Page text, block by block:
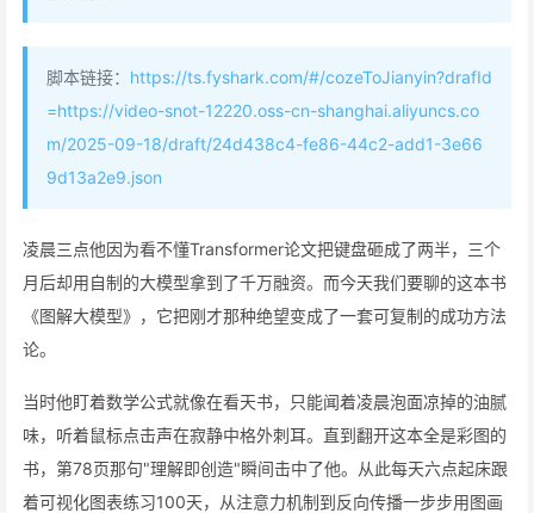
脚本链接： https://ts.fyshark.com/#/cozeToJianyin?drafId
=https://video-snot-12220.oss-cn-shanghai.aliyuncs.co
m/2025-09-18/draft/24d438c4-fe86-44c2-add1-3e66
9d13a2e9.json
凌晨三点他因为看不懂Transformer论文把键盘砸成了两半，三个
月后却用自制的大模型拿到了千万融资。而今天我们要聊的这本书
《图解大模型》，它把刚才那种绝望变成了一套可复制的成功方法
论。
当时他盯着数学公式就像在看天书，只能闻着凌晨泡面凉掉的油腻
味，听着鼠标点击声在寂静中格外刺耳。直到翻开这本全是彩图的
书，第78页那句"理解即创造"瞬间击中了他。从此每天六点起床跟
着可视化图表练习100天，从注意力机制到反向传播一步步用图画